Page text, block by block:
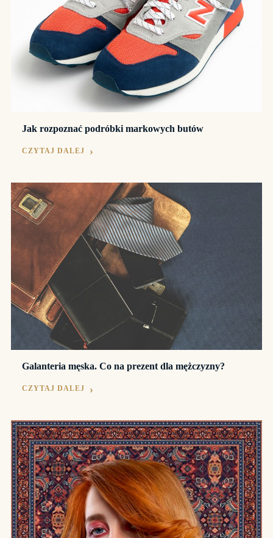
Jak rozpoznać podróbki markowych butów
CZYTAJ DALEJ
Galanteria męska. Co na prezent dla mężczyzny?
CZYTAJ DALEJ